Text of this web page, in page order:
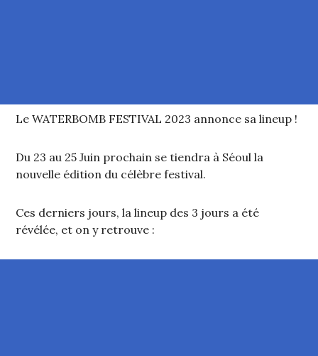
Le WATERBOMB FESTIVAL 2023 annonce sa lineup !
Du 23 au 25 Juin prochain se tiendra à Séoul la
nouvelle édition du célèbre festival.
Ces derniers jours, la lineup des 3 jours a été
révélée, et on y retrouve :